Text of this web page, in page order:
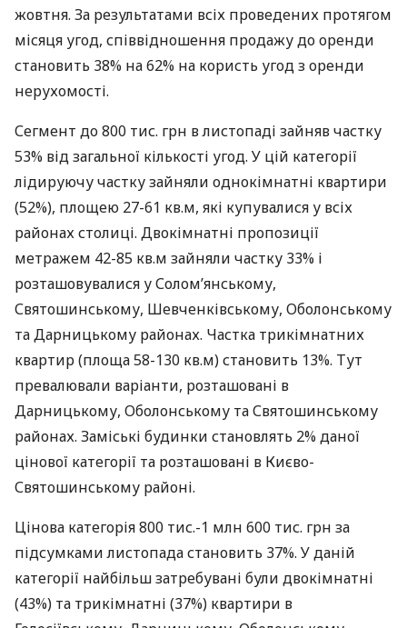
жовтня. За результатами всіх проведених протягом
місяця угод, співвідношення продажу до оренди
становить 38% на 62% на користь угод з оренди
нерухомості.
Сегмент до 800 тис. грн в листопаді зайняв частку
53% від загальної кількості угод. У цій категорії
лідируючу частку зайняли однокімнатні квартири
(52%), площею 27-61 кв.м, які купувалися у всіх
районах столиці. Двокімнатні пропозиції
метражем 42-85 кв.м зайняли частку 33% і
розташовувалися у Солом’янському,
Святошинському, Шевченківському, Оболонському
та Дарницькому районах. Частка трикімнатних
квартир (площа 58-130 кв.м) становить 13%. Тут
превалювали варіанти, розташовані в
Дарницькому, Оболонському та Святошинському
районах. Заміські будинки становлять 2% даної
цінової категорії та розташовані в Києво-
Святошинському районі.
Цінова категорія 800 тис.-1 млн 600 тис. грн за
підсумками листопада становить 37%. У даній
категорії найбільш затребувані були двокімнатні
(43%) та трикімнатні (37%) квартири в